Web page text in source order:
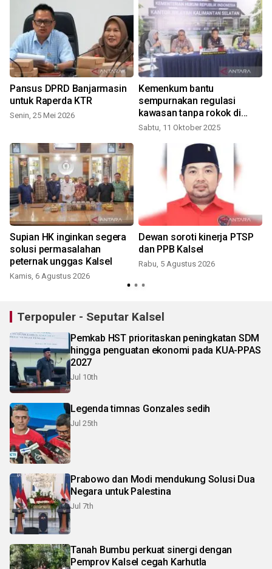
Pansus DPRD Banjarmasin
untuk Raperda KTR
Senin, 25 Mei 2026
Kemenkum bantu
sempurnakan regulasi
kawasan tanpa rokok di
Banjarmasin
Sabtu, 11 Oktober 2025
Supian HK inginkan segera
solusi permasalahan
peternak unggas Kalsel
Kamis, 6 Agustus 2026
Dewan soroti kinerja PTSP
dan PPB Kalsel
Rabu, 5 Agustus 2026
Terpopuler - Seputar Kalsel
Pemkab HST prioritaskan peningkatan SDM
hingga penguatan ekonomi pada KUA-PPAS
2027
Jul 10th
Legenda timnas Gonzales sedih
Jul 25th
Prabowo dan Modi mendukung Solusi Dua
Negara untuk Palestina
Jul 7th
Tanah Bumbu perkuat sinergi dengan
Pemprov Kalsel cegah Karhutla